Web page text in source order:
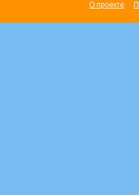
О проекте